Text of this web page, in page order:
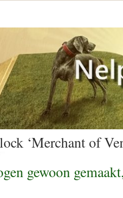
‘Merchant of
gewoon